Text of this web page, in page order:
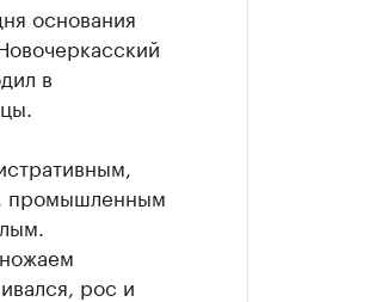
основания
в
промышленным
рос и